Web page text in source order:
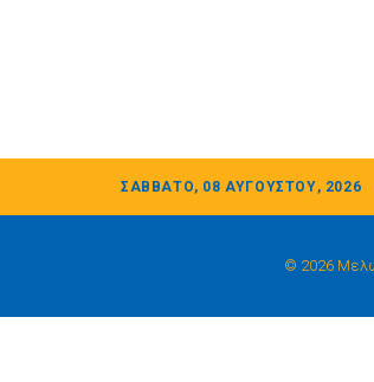
ΣΆΒΒΑΤΟ, 08 ΑΥΓΟΎΣΤΟΥ, 2026
© 2026